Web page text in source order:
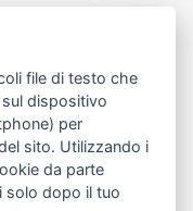
nei giorni festivi
file di testo che
dispositivo
per
sito. Utilizzando i
da parte
solo dopo il tuo